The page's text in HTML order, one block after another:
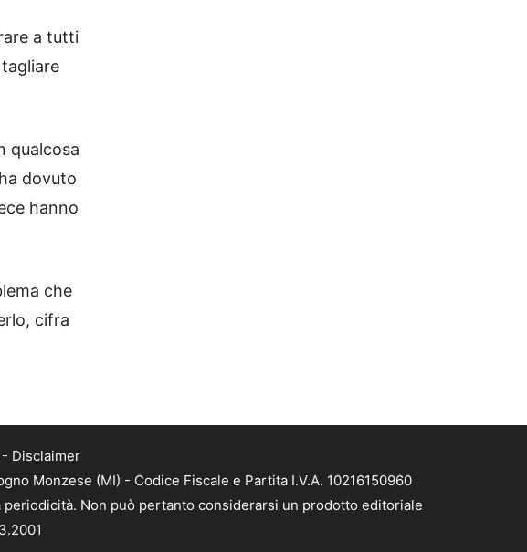
a tutti
qualcosa
dovuto
hanno
che
cifra
- Disclaimer
Monzese (MI) - Codice Fiscale e Partita I.V.A. 10216150960
Non può pertanto considerarsi un prodotto editoriale